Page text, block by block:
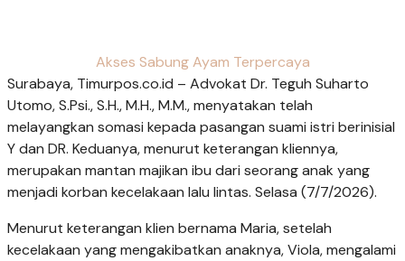
Akses Sabung Ayam Terpercaya
Surabaya, Timurpos.co.id – Advokat Dr. Teguh Suharto
Utomo, S.Psi., S.H., M.H., M.M., menyatakan telah
melayangkan somasi kepada pasangan suami istri berinisial
Y dan DR. Keduanya, menurut keterangan kliennya,
merupakan mantan majikan ibu dari seorang anak yang
menjadi korban kecelakaan lalu lintas. Selasa (7/7/2026).
Menurut keterangan klien bernama Maria, setelah
kecelakaan yang mengakibatkan anaknya, Viola, mengalami